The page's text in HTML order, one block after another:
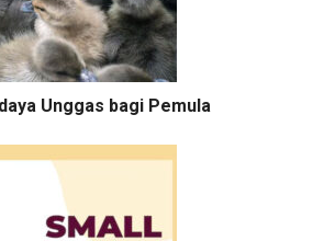
Unggas bagi Pemula